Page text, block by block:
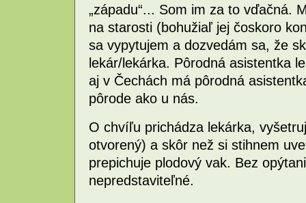
„západu“... Som im za to vďačná.
na starosti (bohužiaľ jej čoskoro
sa vypytujem a dozvedám sa, že
lekár/lekárka. Pôrodná asistentka
aj v Čechách má pôrodná
pôrode ako u nás.
O chvíľu prichádza lekárka,
otvorený) a skôr než si stihnem
prepichuje plodový vak. Bez
nepredstaviteľné.